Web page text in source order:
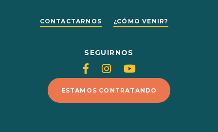
CONTACTARNOS ¿CÓMO VENIR?
SEGUIRNOS
Siganos
en
Facebook
Siganos
en
Instagram
Siganos
en
Youtube
ESTAMOS CONTRATANDO